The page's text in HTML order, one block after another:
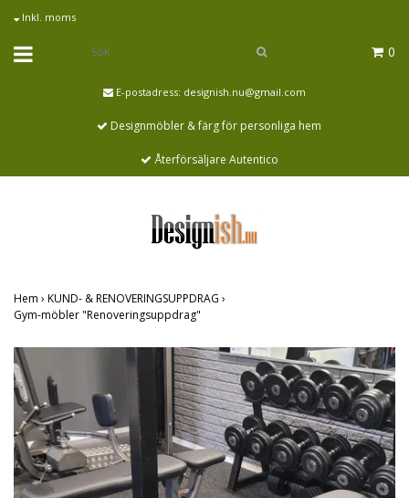
Inkl. moms
0
E-postadress: designish.nu@gmail.com
Designmöbler & färg för personliga hem
Återförsäljare Autentico
Hem › KUND- & RENOVERINGSUPPDRAG ›
Gym-möbler "Renoveringsuppdrag"